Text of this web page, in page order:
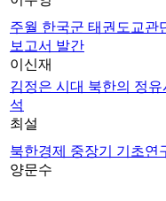
주월 한국군 태권도교관
보고서 발간
이신재
김정은 시대 북한의 정
석
최설
북한경제 중장기 기초연
양문수